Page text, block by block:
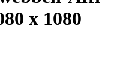
x 1080